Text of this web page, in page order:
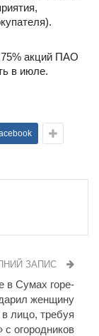
акций ПАО
в июле.
ЗАПИС
в Сумах горе-
женщину
лицо, требуя
с огородников